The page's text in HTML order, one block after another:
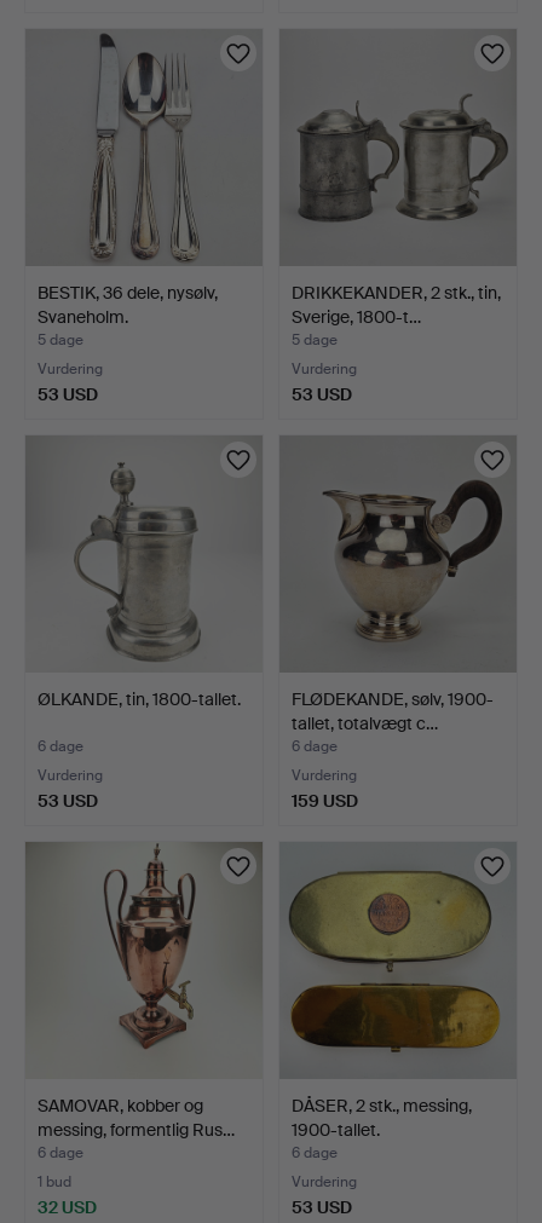
BESTIK, 36 dele, nysølv,
Svaneholm.
5 dage
Vurdering
53 USD
DRIKKEKANDER, 2 stk., tin,
Sverige, 1800-t…
5 dage
Vurdering
53 USD
ØLKANDE, tin, 1800-tallet.
6 dage
Vurdering
53 USD
FLØDEKANDE, sølv, 1900-
tallet, totalvægt c…
6 dage
Vurdering
159 USD
SAMOVAR, kobber og
messing, formentlig Rus…
6 dage
1 bud
32 USD
DÅSER, 2 stk., messing,
1900-tallet.
6 dage
Vurdering
53 USD